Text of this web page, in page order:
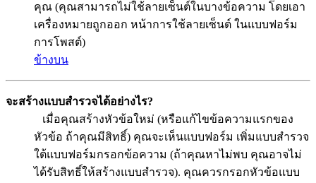
คุณ (คุณสามารถไม่ใช้ลายเซ็นต์ในบางข้อความ โดยเอา
เครื่องหมายถูกออก หน้าการใช้ลายเซ็นต์ ในแบบฟอร์ม
การโพสต์)
ข้างบน
จะสร้างแบบสำรวจได้อย่างไร?
เมื่อคุณสร้างหัวข้อใหม่ (หรือแก้ไขข้อความแรกของ
หัวข้อ ถ้าคุณมีสิทธิ์) คุณจะเห็นแบบฟอร์ม เพิ่มแบบสำรวจ
ใต้แบบฟอร์มกรอกข้อความ (ถ้าคุณหาไม่พบ คุณอาจไม่
ได้รับสิทธิ์ให้สร้างแบบสำรวจ). คุณควรกรอกหัวข้อแบบ